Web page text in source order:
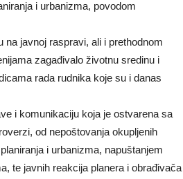
i urbanizma, povodom
javnoj raspravi, ali i prethodnom
zagađivalo životnu sredinu i
rada rudnika koje su i danas
i komunikaciju koja je ostvarena sa
od nepoštovanja okupljenih
i urbanizma, napuštanjem
te javnih reakcija planera i obrađivača